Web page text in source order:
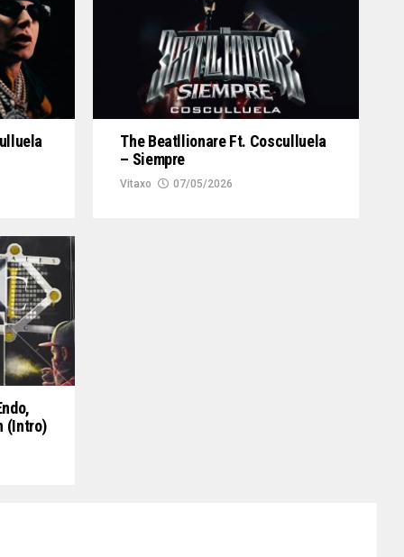
The Beatllionare Ft. Cosculluela
– Siempre
Vitaxo 07/05/2026
(Intro)